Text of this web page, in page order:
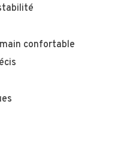
confortable